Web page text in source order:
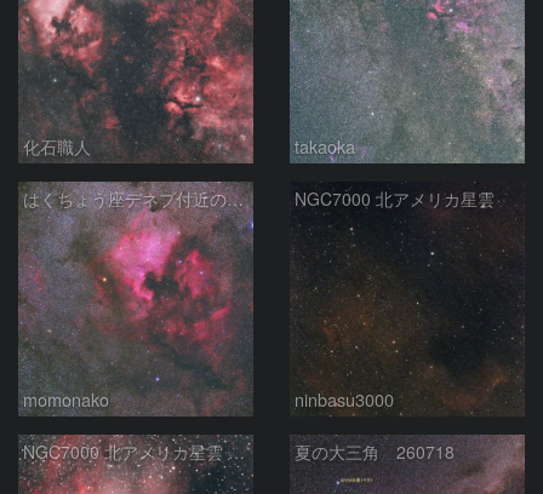
化石職人 takaoka
はくちょう座デネブ付近の空域 260720
momonako
NGC7000 北アメリカ星雲
ninbasu3000
NGC7000 北アメリカ星雲 IC5067~5070 ペリカン星雲 はくちょう座 夏の大三角 260718